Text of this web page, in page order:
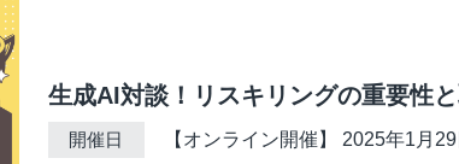
生成AI対談！リスキリングの重要性
開催日 【オンライン開催】 2025年1月